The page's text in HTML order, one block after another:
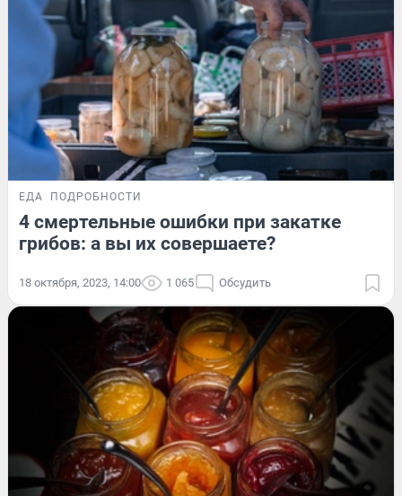
ЕДА ПОДРОБНОСТИ
4 смертельные ошибки при закатке
грибов: а вы их совершаете?
18 октября, 2023, 14:00 1 065 Обсудить